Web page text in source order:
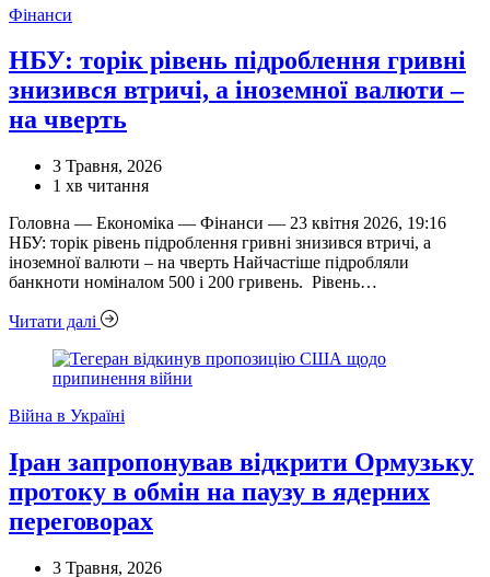
Категорії
Фінанси
НБУ: торік рівень підроблення гривні
знизився втричі, а іноземної валюти –
на чверть
3 Травня, 2026
Орієнтовний
читання
1 хв читання
Головна — Економіка — Фінанси — 23 квітня 2026, 19:16
НБУ: торік рівень підроблення гривні знизився втричі, а
іноземної валюти – на чверть Найчастіше підробляли
банкноти номіналом 500 і 200 гривень. Рівень…
Читати далі
Категорії
Війна в Україні
Іран запропонував відкрити Ормузьку
протоку в обмін на паузу в ядерних
переговорах
3 Травня, 2026